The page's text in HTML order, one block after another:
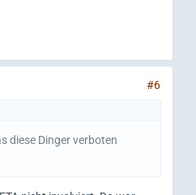
#6
diese Dinger verboten